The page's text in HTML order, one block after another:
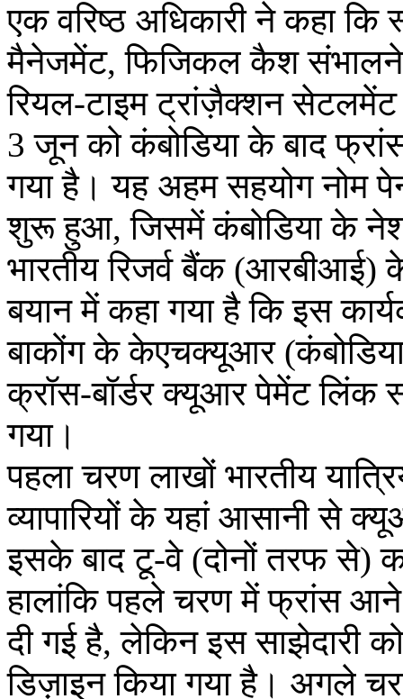
एक वरिष्ठ अधिकारी ने कहा कि
मैनेजमेंट, फिजिकल कैश संभालने
रियल-टाइम ट्रांज़ैक्शन सेटलमेंट
3 जून को कंबोडिया के बाद
गया है। यह अहम सहयोग नोम
शुरू हुआ, जिसमें कंबोडिया के
भारतीय रिजर्व बैंक (आरबीआई)
बयान में कहा गया है कि इस
बाकोंग के केएचक्‍यूआर
क्रॉस-बॉर्डर क्‍यूआर पेमेंट लिंक
गया।
पहला चरण लाखों भारतीय
व्यापारियों के यहां आसानी से
इसके बाद टू-वे (दोनों तरफ से)
हालांकि पहले चरण में फ्रांस आने
दी गई है, लेकिन इस साझेदारी
डिज़ाइन किया गया है। अगले